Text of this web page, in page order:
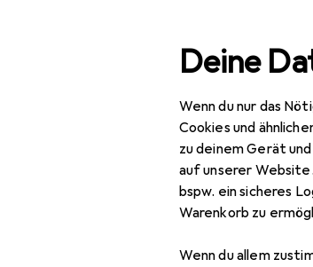
Deine
Wenn du nur das
Cookies und
zu deinem Gerät
auf unserer
bspw. ein sicheres
Warenkorb zu
Wenn du allem
Navigation nach Kategorien